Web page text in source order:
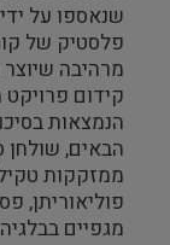
שנאספו על
פלסטיק של
מרהיבה
קידום
הנמצאות
הבאים, שולחן
ממזקקות
פוליאוריתן,
מגפיים